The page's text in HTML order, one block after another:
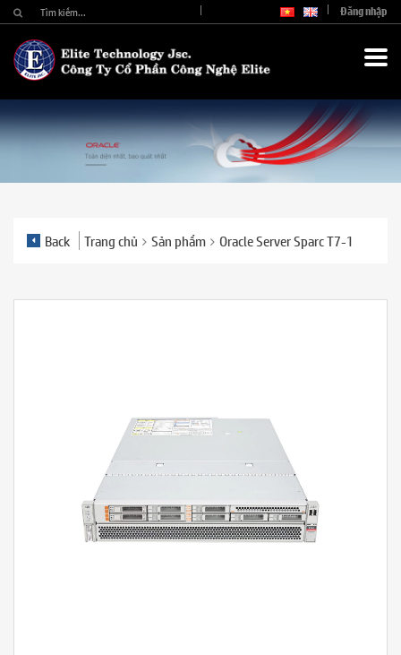
Đăng nhập
Back Trang chủ Sản phẩm Oracle Server Sparc T7-1